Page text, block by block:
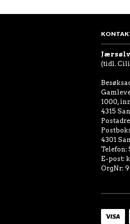
Jærsølv
(tidl.
1000,
4315
4301
Telefon:
E-post:
OrgNr: